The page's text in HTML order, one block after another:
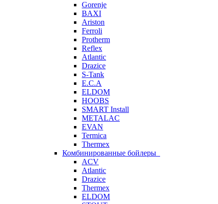
Gorenje
BAXI
Ariston
Ferroli
Protherm
Reflex
Atlantic
Drazice
S-Tank
E.C.A
ELDOM
HOOBS
SMART Install
METALAC
EVAN
Termica
Thermex
Комбинированные бойлеры
ACV
Atlantic
Drazice
Thermex
ELDOM